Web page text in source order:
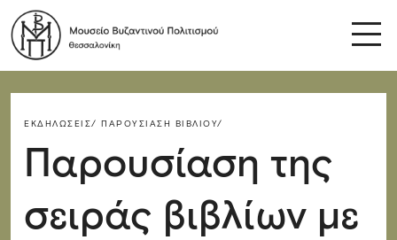
ΕΚΔΗΛΏΣΕΙΣ/ ΠΑΡΟΥΣΊΑΣΗ ΒΙΒΛΊΟΥ/
Παρουσίαση της
σειράς βιβλίων με